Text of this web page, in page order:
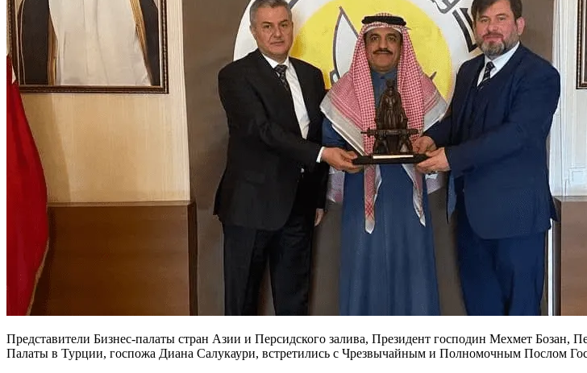
Представители Бизнес-палаты стран Азии и Персидского залива, Президент господин Мехмет
Палаты в Турции, госпожа Диана Салукаури, встретились с Чрезвычайным и Полномочным Послом